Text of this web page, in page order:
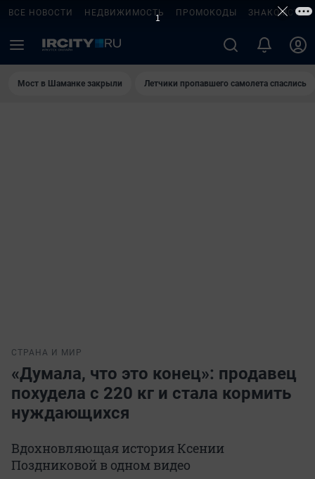
ВСЕ НОВОСТИ НЕДВИЖИМОСТЬ ПРОМОКОДЫ ЗНАКОМСТВА
Мост в Шаманке закрыли Летчики пропавшего самолета спаслись
СТРАНА И МИР
«Думала, что это конец»: продавец
похудела с 220 кг и стала кормить
нуждающихся
Вдохновляющая история Ксении
Поздниковой в одном видео